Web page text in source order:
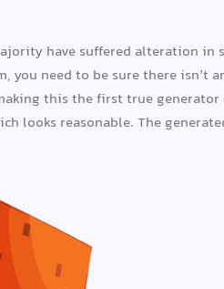
have suffered alteration
you need to be sure there
this the first true
looks reasonable. The